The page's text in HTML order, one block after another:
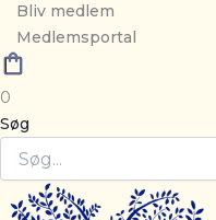
Bliv medlem
Medlemsportal
0
Søg